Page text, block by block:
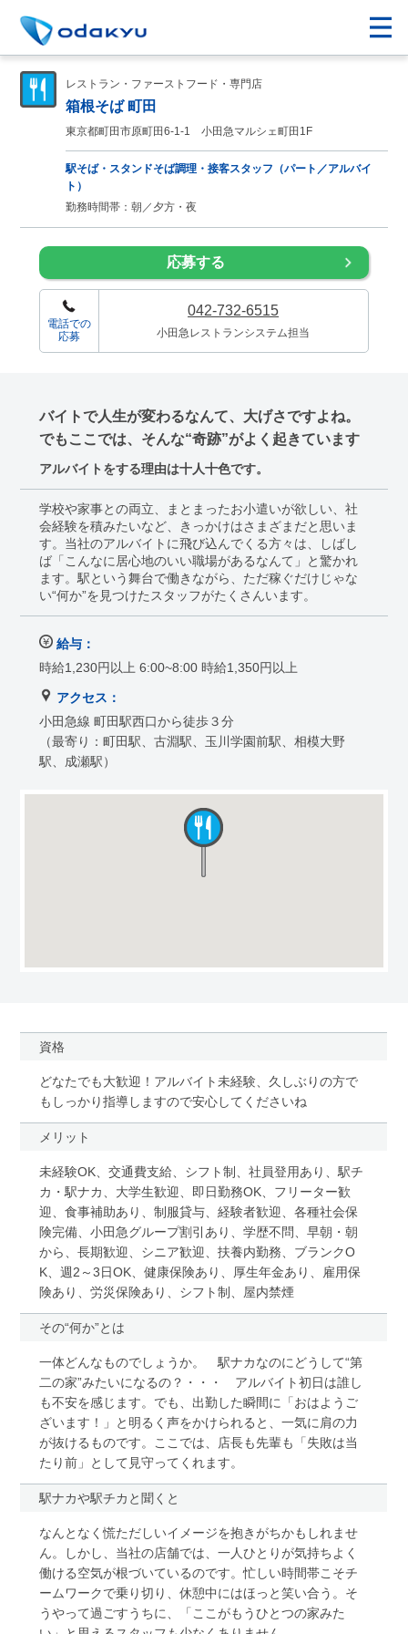
レストラン・ファーストフード・専門店
箱根そば 町田
東京都町田市原町田6-1-1 小田急マルシェ町田1F
駅そば・スタンドそば調理・接客スタッフ（パート／アルバイ
ト）
勤務時間帯：朝／夕方・夜
応募する
電話での
応募
042-732-6515
小田急レストランシステム担当
バイトで人生が変わるなんて、大げさですよね。
でもここでは、そんな“奇跡”がよく起きています
アルバイトをする理由は十人十色です。
学校や家事との両立、まとまったお小遣いが欲しい、社
会経験を積みたいなど、きっかけはさまざまだと思いま
す。当社のアルバイトに飛び込んでくる方々は、しばし
ば「こんなに居心地のいい職場があるなんて」と驚かれ
ます。駅という舞台で働きながら、ただ稼ぐだけじゃな
い“何か”を見つけたスタッフがたくさんいます。
給与：
時給1,230円以上 6:00~8:00 時給1,350円以上
アクセス：
小田急線 町田駅西口から徒歩３分
（最寄り：町田駅、古淵駅、玉川学園前駅、相模大野
駅、成瀬駅）
資格
どなたでも大歓迎！アルバイト未経験、久しぶりの方で
もしっかり指導しますので安心してくださいね
メリット
未経験OK、交通費支給、シフト制、社員登用あり、駅チ
カ・駅ナカ、大学生歓迎、即日勤務OK、フリーター歓
迎、食事補助あり、制服貸与、経験者歓迎、各種社会保
険完備、小田急グループ割引あり、学歴不問、早朝・朝
から、長期歓迎、シニア歓迎、扶養内勤務、ブランクO
K、週2～3日OK、健康保険あり、厚生年金あり、雇用保
険あり、労災保険あり、シフト制、屋内禁煙
その“何か”とは
一体どんなものでしょうか。 駅ナカなのにどうして“第
二の家”みたいになるの？・・・ アルバイト初日は誰し
も不安を感じます。でも、出勤した瞬間に「おはようご
ざいます！」と明るく声をかけられると、一気に肩の力
が抜けるものです。ここでは、店長も先輩も「失敗は当
たり前」として見守ってくれます。
駅ナカや駅チカと聞くと
なんとなく慌ただしいイメージを抱きがちかもしれませ
ん。しかし、当社の店舗では、一人ひとりが気持ちよく
働ける空気が根づいているのです。忙しい時間帯こそチ
ームワークで乗り切り、休憩中にはほっと笑い合う。そ
うやって過ごすうちに、「ここがもうひとつの家みた